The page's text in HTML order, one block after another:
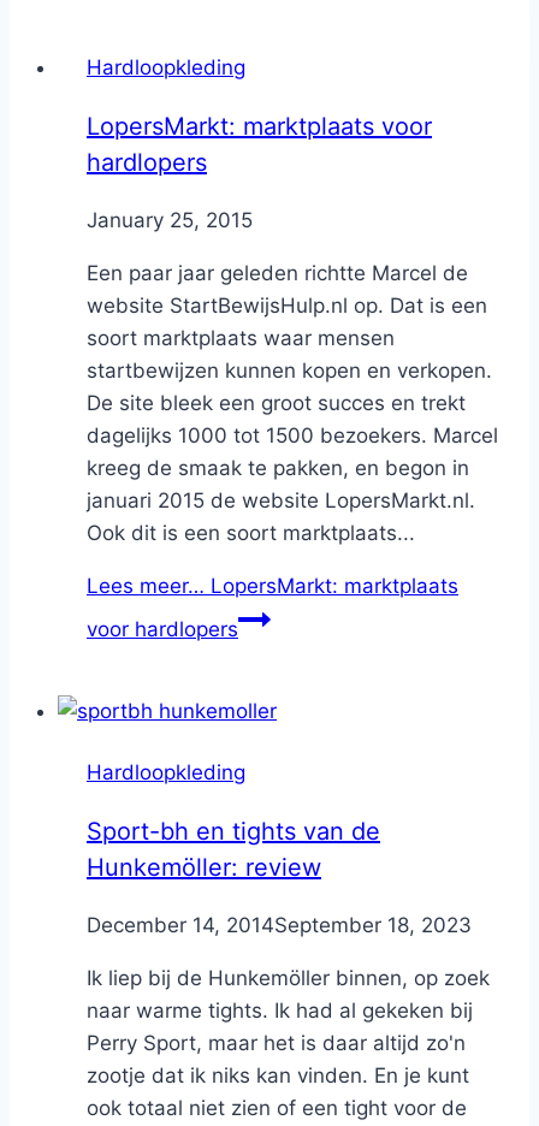
Hardloopkleding
LopersMarkt: marktplaats voor
hardlopers
ByNicole
January 25, 2015
Een paar jaar geleden richtte Marcel de
website StartBewijsHulp.nl op. Dat is een
soort marktplaats waar mensen
startbewijzen kunnen kopen en verkopen.
De site bleek een groot succes en trekt
dagelijks 1000 tot 1500 bezoekers. Marcel
kreeg de smaak te pakken, en begon in
januari 2015 de website LopersMarkt.nl.
Ook dit is een soort marktplaats...
Lees meer… LopersMarkt: marktplaats
voor hardlopers
Hardloopkleding
Sport-bh en tights van de
Hunkemöller: review
ByNicole
December 14, 2014September 18, 2023
Ik liep bij de Hunkemöller binnen, op zoek
naar warme tights. Ik had al gekeken bij
Perry Sport, maar het is daar altijd zo'n
zootje dat ik niks kan vinden. En je kunt
ook totaal niet zien of een tight voor de